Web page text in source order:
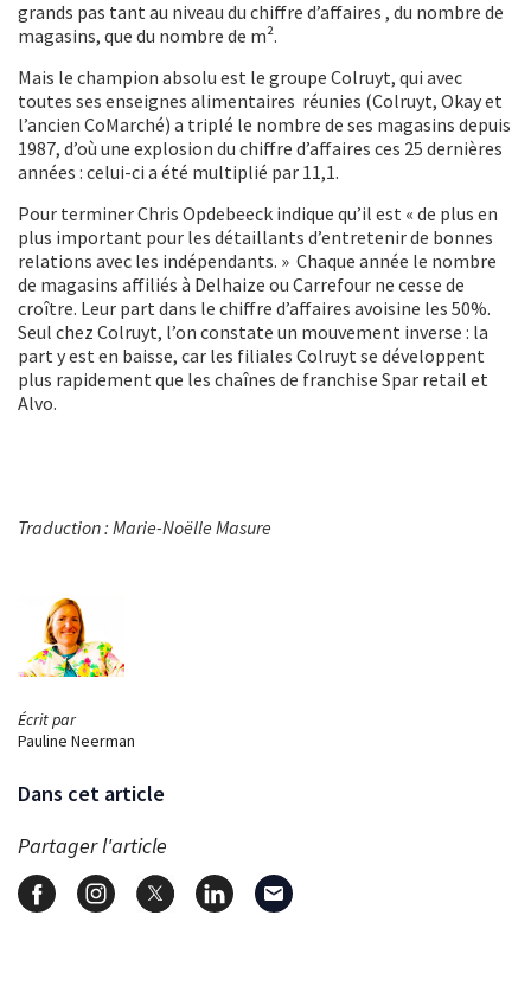
Écrit par
Pauline Neerman
Dans cet article
Partager l'article
grands pas tant au niveau du chiffre d’affaires , du nombre de
magasins, que du nombre de m².
Mais le champion absolu est le groupe Colruyt, qui avec
toutes ses enseignes alimentaires réunies (Colruyt, Okay et
l’ancien CoMarché) a triplé le nombre de ses magasins depuis
1987, d’où une explosion du chiffre d’affaires ces 25 dernières
années : celui-ci a été multiplié par 11,1.
Pour terminer Chris Opdebeeck indique qu’il est « de plus en
plus important pour les détaillants d’entretenir de bonnes
relations avec les indépendants. » Chaque année le nombre
de magasins affiliés à Delhaize ou Carrefour ne cesse de
croître. Leur part dans le chiffre d’affaires avoisine les 50%.
Seul chez Colruyt, l’on constate un mouvement inverse : la
part y est en baisse, car les filiales Colruyt se développent
plus rapidement que les chaînes de franchise Spar retail et
Alvo.
Traduction : Marie-Noëlle Masure